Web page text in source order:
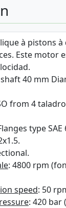
à pistons
Este motor
40 mm
from 4
type SAE
: 4800 rpm
speed: 50
: 420